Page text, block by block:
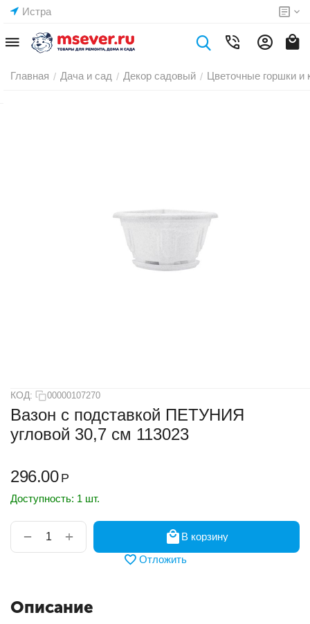
Истра
Главная / Дача и сад / Декор садовый / Цветочные горшки и
КОД: 00000107270
Вазон с подставкой ПЕТУНИЯ
угловой 30,7 см 113023
296.00 Р
Доступность: 1 шт.
+
−
В корзину
Отложить
Описание